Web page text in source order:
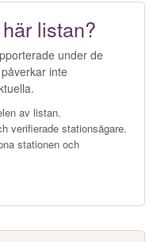
listan?
under de
inte
av listan.
verifierade stationsägare.
stationen och